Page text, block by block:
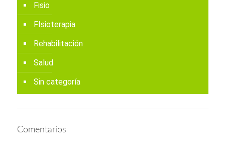
Fisio
FIsioterapia
Rehabilitación
Salud
Sin categoría
Comentarios